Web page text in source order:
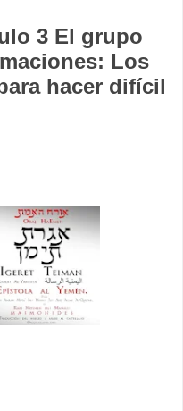
3 El grupo
Los
hacer difícil